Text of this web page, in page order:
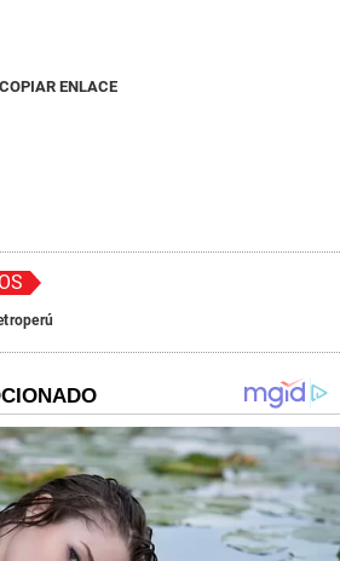
COPIAR ENLACE